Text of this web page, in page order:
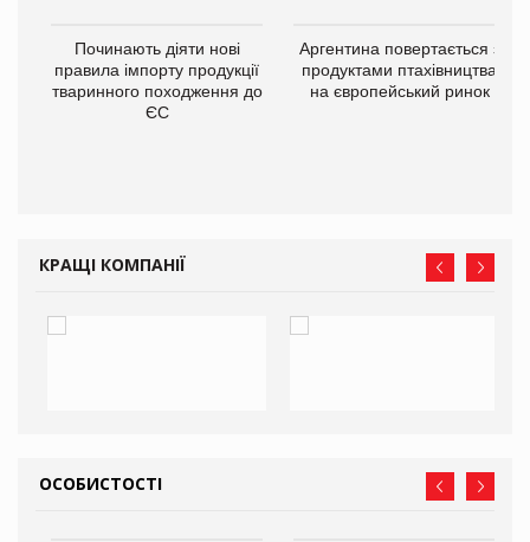
Починають діяти нові
правила імпорту продукції
тваринного походження до
ЄС
Аргентина повертається з
продуктами птахівництва
на європейський ринок
КРАЩІ КОМПАНІЇ
ОСОБИСТОСТІ